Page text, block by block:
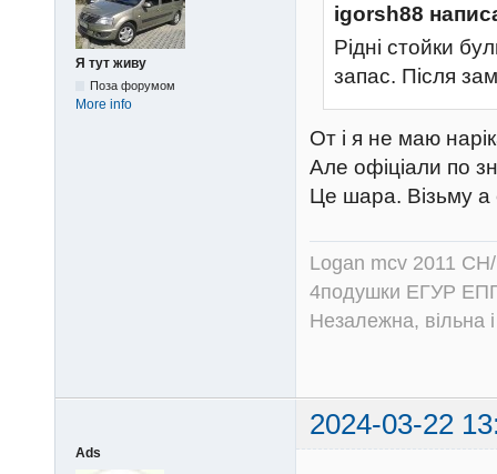
Я тут живу
Поза форумом
More info
igorsh88
Рідні стойки
запас. Після
От і я не маю
Але офіціали по
Це шара. Візьму а
Logan mcv 2011
4подушки ЕГУР
Незалежна, вільна
2024-03-22
Ads